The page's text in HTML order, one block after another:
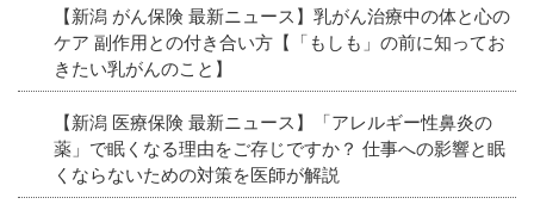
【新潟 がん保険 最新ニュース】乳がん治療中の体と心の
ケア 副作用との付き合い方【「もしも」の前に知ってお
きたい乳がんのこと】
【新潟 医療保険 最新ニュース】「アレルギー性鼻炎の
薬」で眠くなる理由をご存じですか？ 仕事への影響と眠
くならないための対策を医師が解説